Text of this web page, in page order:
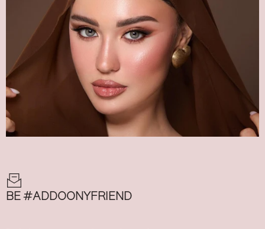
BE #ADDOONYFRIEND